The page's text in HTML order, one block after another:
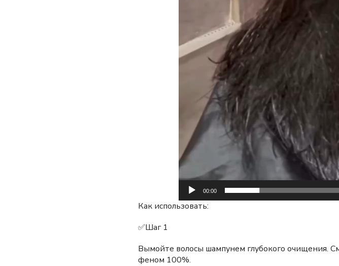
00:00
Как использовать:
✅Шаг 1
Вымойте волосы шампунем глубокого очищения.
феном 100%.